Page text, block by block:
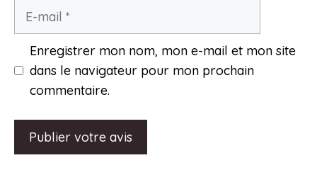
Enregistrer mon nom, mon e-mail et mon site
dans le navigateur pour mon prochain
commentaire.